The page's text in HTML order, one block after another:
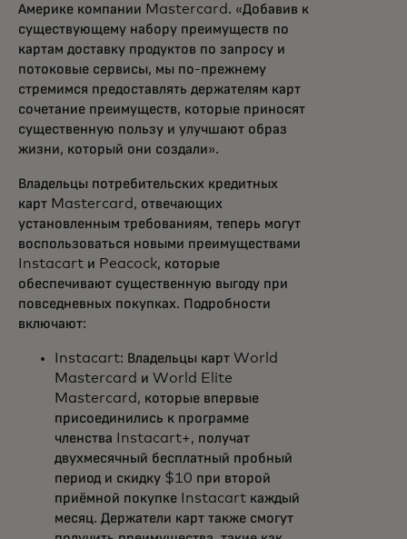
Америке компании Mastercard. «Добавив к
существующему набору преимуществ по
картам доставку продуктов по запросу и
потоковые сервисы, мы по-прежнему
стремимся предоставлять держателям карт
сочетание преимуществ, которые приносят
существенную пользу и улучшают образ
жизни, который они создали».
Владельцы потребительских кредитных
карт Mastercard, отвечающих
установленным требованиям, теперь могут
воспользоваться новыми преимуществами
Instacart и Peacock, которые
обеспечивают существенную выгоду при
повседневных покупках. Подробности
включают:
Instacart: Владельцы карт World
Mastercard и World Elite
Mastercard, которые впервые
присоединились к программе
членства Instacart+, получат
двухмесячный бесплатный пробный
период и скидку $10 при второй
приёмной покупке Instacart каждый
месяц. Держатели карт также смогут